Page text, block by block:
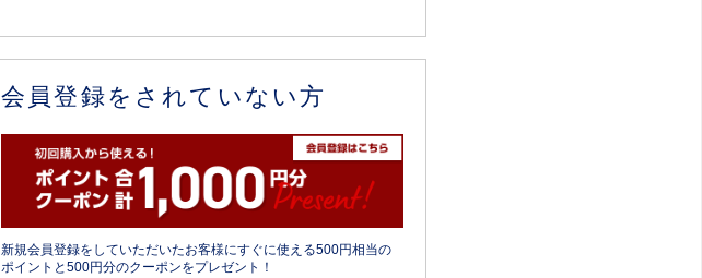
会員登録をされていない方
新規会員登録をしていただいたお客様にすぐに使える500円相当の
ポイントと500円分のクーポンをプレゼント！